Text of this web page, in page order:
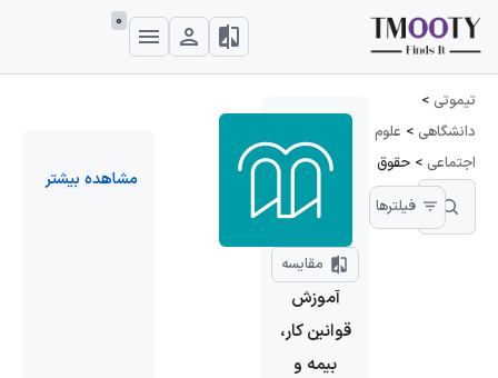
0
تیموتی >
دانشگاهی > علوم
اجتماعی > حقوق
فیلترها
مقایسه
آموزش
قوانین کار،
بیمه و
مشاهده بیشتر